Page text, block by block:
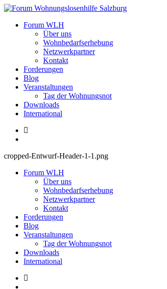
Zum
springen
Forum Wohnungslosenhilfe Salzburg
Forum WLH
Über uns
Wohnbedarfserhebung
Netzwerkpartner
Kontakt
Forderungen
Blog
Veranstaltungen
Tag der Wohnungsnot
Downloads
International
cropped-Entwurf-Header-1-1.png
Forum WLH
Über uns
Wohnbedarfserhebung
Netzwerkpartner
Kontakt
Forderungen
Blog
Veranstaltungen
Tag der Wohnungsnot
Downloads
International